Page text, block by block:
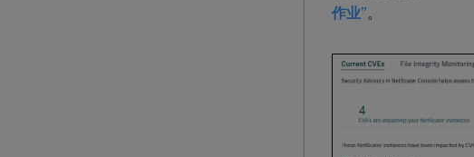
作业”。